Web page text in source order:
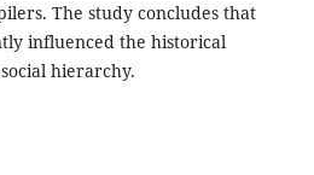
The study concludes that
influenced the historical
hierarchy.